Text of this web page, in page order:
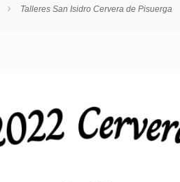
Talleres San Isidro Cervera de Pisuerga